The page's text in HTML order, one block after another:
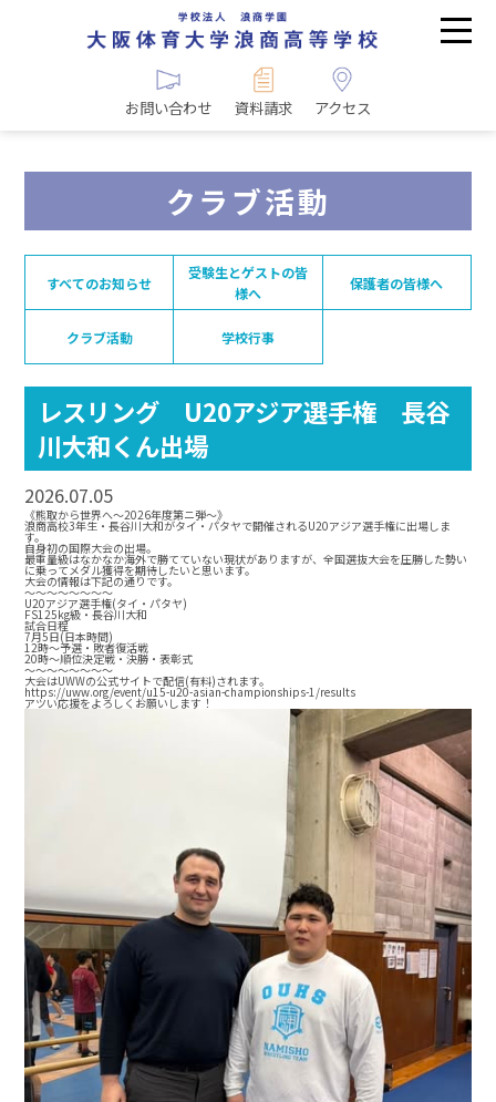
お問い合わせ 資料請求 アクセス
クラブ活動
すべてのお知らせ
受験生とゲストの皆
様へ
保護者の皆様へ
クラブ活動 学校行事
レスリング U20アジア選手権 長谷
川大和くん出場
2026.07.05
《熊取から世界へ〜2026年度第ニ弾〜》
浪商高校3年生・長谷川大和がタイ・パタヤで開催されるU20アジア選手権に出場しま
す。
自身初の国際大会の出場。
最重量級はなかなか海外で勝てていない現状がありますが、全国選抜大会を圧勝した勢い
に乗ってメダル獲得を期待したいと思います。
大会の情報は下記の通りです。
〜〜〜〜〜〜〜〜
U20アジア選手権(タイ・パタヤ)
FS125kg級・長谷川大和
試合日程
7月5日(日本時間)
12時〜予選・敗者復活戦
20時〜順位決定戦・決勝・表彰式
〜〜〜〜〜〜〜〜
大会はUWWの公式サイトで配信(有料)されます。
https://uww.org/event/u15-u20-asian-championships-1/results
アツい応援をよろしくお願いします！